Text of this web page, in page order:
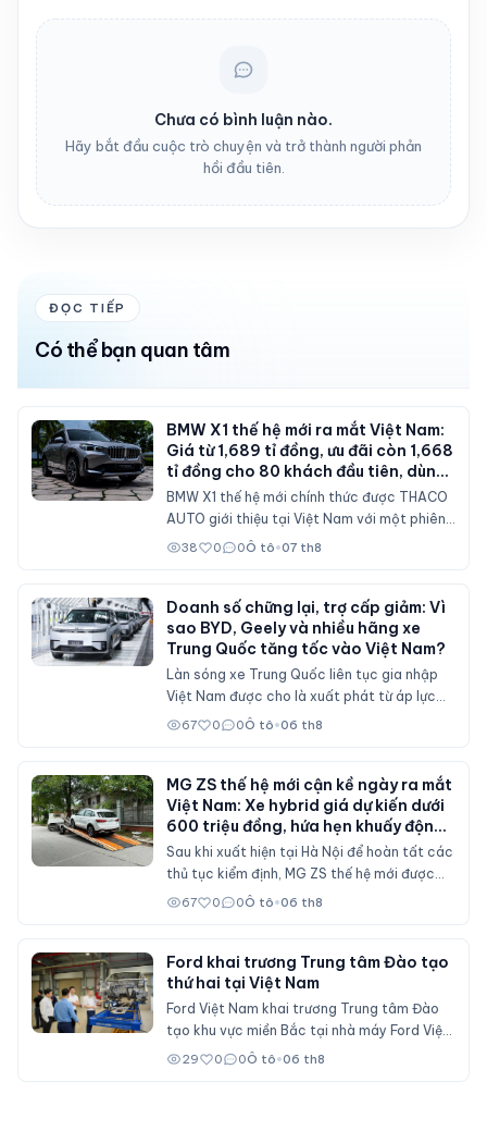
Chưa có bình luận nào.
Hãy bắt đầu cuộc trò chuyện và trở thành người phản
hồi đầu tiên.
ĐỌC TIẾP
Có thể bạn quan tâm
BMW X1 thế hệ mới ra mắt Việt Nam:
Giá từ 1,689 tỉ đồng, ưu đãi còn 1,668
tỉ đồng cho 80 khách đầu tiên, dùng
máy 2.0 tăng áp 204 mã lực
BMW X1 thế hệ mới chính thức được THACO
AUTO giới thiệu tại Việt Nam với một phiên
bản sDrive20i. Mẫu SAV cỡ nhỏ được nâng
nghệ hỗ trợ lái.
38 0 0Ô tô•07 th8
Doanh số chững lại, trợ cấp giảm: Vì
sao BYD, Geely và nhiều hãng xe
Trung Quốc tăng tốc vào Việt Nam?
Làn sóng xe Trung Quốc liên tục gia nhập
Việt Nam được cho là xuất phát từ áp lực
doanh số tại thị trường nội địa, nơi sức mua
67 0 0Ô tô•06 th8
MG ZS thế hệ mới cận kề ngày ra mắt
Việt Nam: Xe hybrid giá dự kiến dưới
600 triệu đồng, hứa hẹn khuấy động
phân khúc SUV cỡ B
Sau khi xuất hiện tại Hà Nội để hoàn tất các
thủ tục kiểm định, MG ZS thế hệ mới được
cho là sẽ sớm mở bán tại Việt Nam với nhiều
trực tiếp Mitsubishi Xforce, Kia Seltos và
Honda HR-V.
67 0 0Ô tô•06 th8
Ford khai trương Trung tâm Đào tạo
thứ hai tại Việt Nam
Ford Việt Nam khai trương Trung tâm Đào
tạo khu vực miền Bắc tại nhà máy Ford Việt
Nam (Hải Phòng), đóng vai trò đào tạo cho
29 0 0Ô tô•06 th8